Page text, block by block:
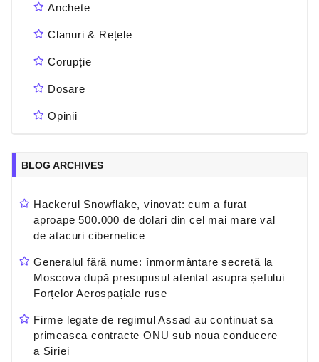
Anchete
Clanuri & Rețele
Corupție
Dosare
Opinii
BLOG ARCHIVES
Hackerul Snowflake, vinovat: cum a furat
aproape 500.000 de dolari din cel mai mare val
de atacuri cibernetice
Generalul fără nume: înmormântare secretă la
Moscova după presupusul atentat asupra șefului
Forțelor Aerospațiale ruse
Firme legate de regimul Assad au continuat sa
primeasca contracte ONU sub noua conducere
a Siriei